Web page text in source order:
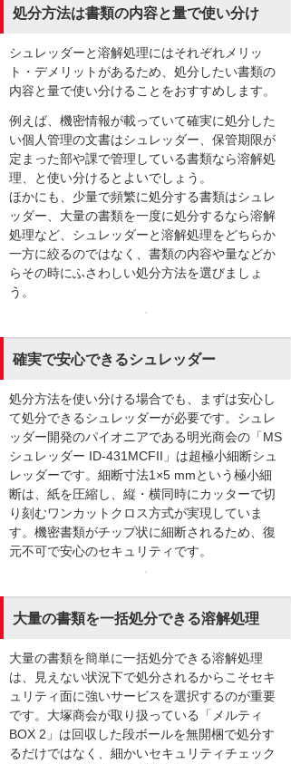
処分方法は書類の内容と量で使い分け
シュレッダーと溶解処理にはそれぞれメリッ
ト・デメリットがあるため、処分したい書類の
内容と量で使い分けることをおすすめします。
例えば、機密情報が載っていて確実に処分した
い個人管理の文書はシュレッダー、保管期限が
定まった部や課で管理している書類なら溶解処
理、と使い分けるとよいでしょう。
ほかにも、少量で頻繁に処分する書類はシュレ
ッダー、大量の書類を一度に処分するなら溶解
処理など、シュレッダーと溶解処理をどちらか
一方に絞るのではなく、書類の内容や量などか
らその時にふさわしい処分方法を選びましょ
う。
確実で安心できるシュレッダー
処分方法を使い分ける場合でも、まずは安心し
て処分できるシュレッダーが必要です。シュレ
ッダー開発のパイオニアである明光商会の「MS
シュレッダー ID-431MCFII」は超極小細断シュ
レッダーです。細断寸法1×5 mmという極小細
断は、紙を圧縮し、縦・横同時にカッターで切
り刻むワンカットクロス方式が実現していま
す。機密書類がチップ状に細断されるため、復
元不可で安心のセキュリティです。
大量の書類を一括処分できる溶解処理
大量の書類を簡単に一括処分できる溶解処理
は、見えない状況下で処分されるからこそセキ
ュリティ面に強いサービスを選択するのが重要
です。大塚商会が取り扱っている「メルティ
BOX 2」は回収した段ボールを無開梱で処分す
るだけではなく、細かいセキュリティチェック